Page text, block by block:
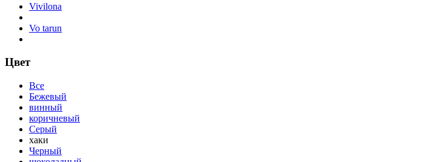
Vivilona
Vo tarun
Цвет
Все
Бежевый
винный
коричневый
Серый
хаки
Черный